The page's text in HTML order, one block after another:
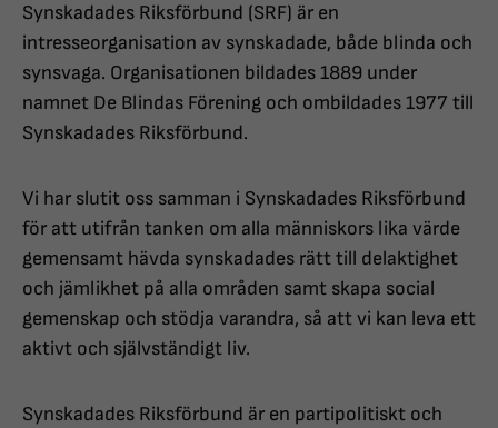
Synskadades Riksförbund (SRF) är en
intresseorganisation av synskadade, både blinda och
synsvaga. Organisationen bildades 1889 under
namnet De Blindas Förening och ombildades 1977 till
Synskadades Riksförbund.
Vi har slutit oss samman i Synskadades Riksförbund
för att utifrån tanken om alla människors lika värde
gemensamt hävda synskadades rätt till delaktighet
och jämlikhet på alla områden samt skapa social
gemenskap och stödja varandra, så att vi kan leva ett
aktivt och självständigt liv.
Synskadades Riksförbund är en partipolitiskt och